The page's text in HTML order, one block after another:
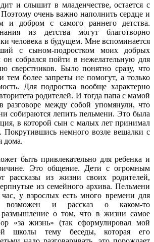
и слышит в младенчестве, остается с
очень важно наполнить сердце и
и добром с самого раннего детства.
из детства могут благотворно
человека в будущем. Мне вспоминается
с сыном-подростком моих добрых
собрался пойти в нежелательную для
сверстников. Было понятно сразу, что
более запреты не помогут, а только
Для подростка вообще характерно
родителей. И тогда папа с мамой
разговоре между собой упомянули, что
собираются лепить пельмени. Это была
в которой сын с малых лет принимал
Покрутившись немного возле вешалки с
дома.
быть привлекательно для ребенка и
Это общение. Дети с огромным
рассказы из жизни своих родителей,
из семейного архива. Пельмени
у взрослых есть много времени для
возможен и рассказ о каком-то
о том, что в жизни самое
«за жизнь» (так сформулировал мой
школы тему беседы, которая его